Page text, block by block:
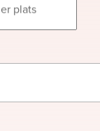
plats